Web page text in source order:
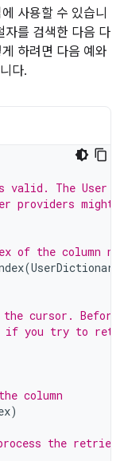
사용할 수 있습니
자를 검색한 다음 다
하려면 다음 예와
다.
valid. The User
providers might
of the column
(UserDictionary
cursor.
you try to
column
)
the